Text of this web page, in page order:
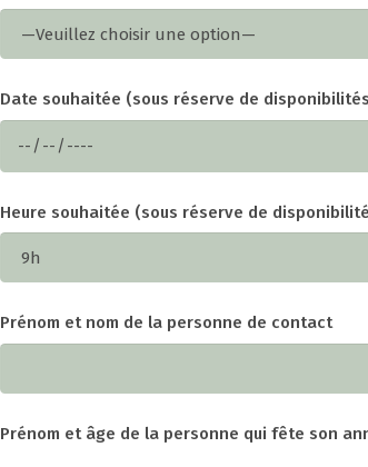
Date souhaitée (sous réserve de
Heure souhaitée (sous réserve de
Prénom et nom de la personne de contact
Prénom et âge de la personne qui fête son